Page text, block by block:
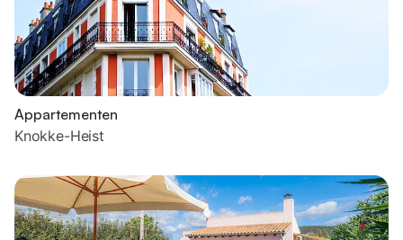
Appartementen
Knokke-Heist